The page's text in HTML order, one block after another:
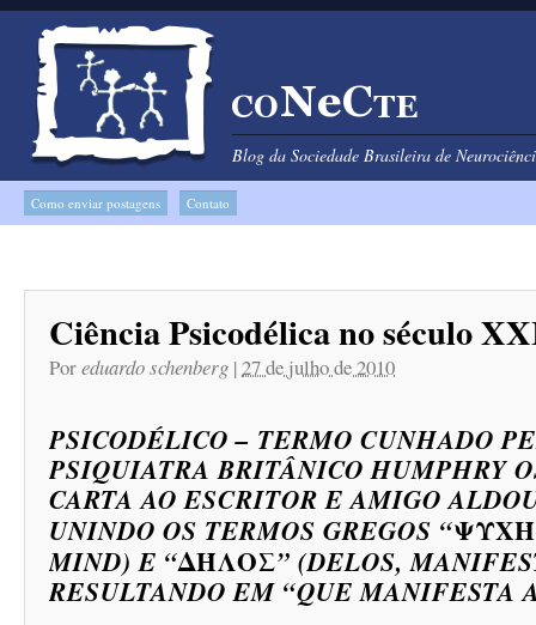
Blog da Sociedade Brasileira de
Como enviar postagens Contato
Ciência Psicodélica no século
Poreduardo schenberg |27 de julho de 2010
PSICODÉLICO – TERMO CUNHADO
PSIQUIATRA BRITÂNICO HUMPHRY
CARTA AO ESCRITOR E AMIGO
UNINDO OS TERMOS GREGOS “
MIND) E “ΔΉΛΟΣ” (DELOS,
RESULTANDO EM “QUE MANIFESTA